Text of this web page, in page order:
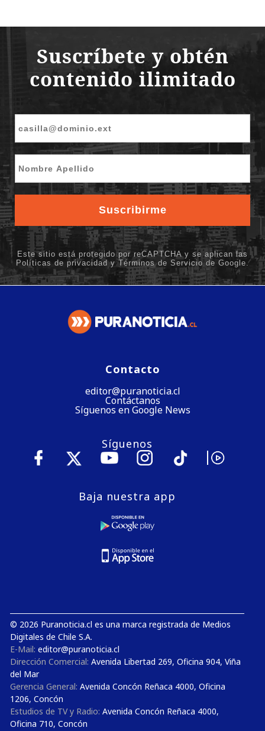
Contacto
editor@puranoticia.cl
Contáctanos
Síguenos en Google News
Síguenos
Baja nuestra app
© 2026 Puranoticia.cl es una marca registrada de Medios
Digitales de Chile S.A.
E-Mail: editor@puranoticia.cl
Dirección Comercial: Avenida Libertad 269, Oficina 904, Viña
del Mar
Gerencia General: Avenida Concón Reñaca 4000, Oficina
1206, Concón
Estudios de TV y Radio: Avenida Concón Reñaca 4000,
Oficina 710, Concón